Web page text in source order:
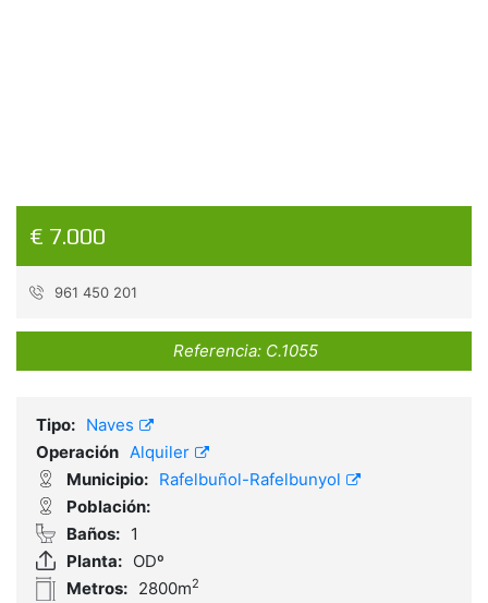
€ 7.000
961 450 201
Referencia: C.1055
Tipo: Naves
Operación Alquiler
Municipio: Rafelbuñol-Rafelbunyol
Población:
Baños: 1
Planta: ODº
Metros: 2800m2